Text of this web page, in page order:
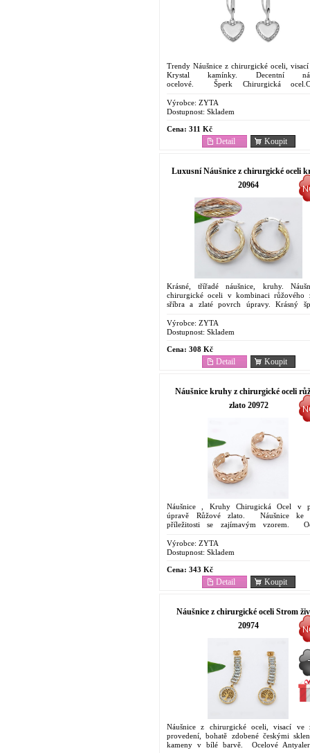
Trendy Náušnice z chirurgické oceli, visací
Krystal kamínky. Decentní
ocelové. Šperk Chirurgická
proti korozi....
Výrobce: ZYTA
Dostupnost: Skladem
Cena: 311 Kč
Koupit
Detail
Luxusní Náušnice z chirurgické oceli
20964
Krásné, třířadé náušnice, kruhy.
chirurgické oceli v kombinaci růžového
sříbra a zlaté povrch úpravy. Krásný
dostupný...
Výrobce: ZYTA
Dostupnost: Skladem
Cena: 308 Kč
Koupit
Detail
Náušnice kruhy z chirurgické oceli
zlato 20972
Náušnice , Kruhy Chirugická Ocel v
úpravě Růžové zlato. Náušnice ke
příležitosti se zajímavým vzorem.
Oblíbený...
Výrobce: ZYTA
Dostupnost: Skladem
Cena: 343 Kč
Koupit
Detail
Náušnice z chirurgické oceli Strom
20974
Náušnice z chirurgické oceli, visací ve
provedení, bohatě zdobené českými
kameny v bílé barvě. Ocelové